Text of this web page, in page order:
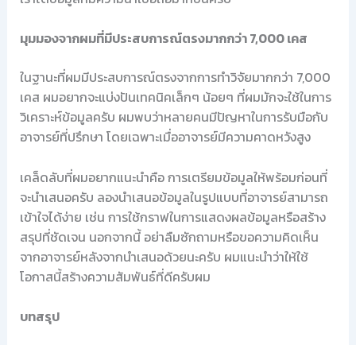
มุมมองจากผมที่มีประสบการณ์ตรงมากกว่า 7,000 เคส
ในฐานะที่ผมมีประสบการณ์ตรงจากการทำวิจัยมากกว่า 7,000
เคส ผมอยากจะแบ่งปันเทคนิคเล็กๆ น้อยๆ ที่ผมมักจะใช้ในการ
วิเคราะห์ข้อมูลครับ ผมพบว่าหลายคนมีปัญหาในการรับมือกับ
อาจารย์ที่ปรึกษา โดยเฉพาะเมื่ออาจารย์มีความคาดหวังสูง
เคล็ดลับที่ผมอยากแนะนำคือ การเตรียมข้อมูลให้พร้อมก่อนที่
จะนำเสนอครับ ลองนำเสนอข้อมูลในรูปแบบที่อาจารย์สามารถ
เข้าใจได้ง่าย เช่น การใช้กราฟในการแสดงผลข้อมูลหรือสร้าง
สรุปที่ชัดเจน นอกจากนี้ อย่าลืมซักถามหรือขอความคิดเห็น
จากอาจารย์หลังจากนำเสนอด้วยนะครับ ผมแนะนำว่าให้ใช้
โอกาสนี้สร้างความสัมพันธ์ที่ดีครับผม
บทสรุป